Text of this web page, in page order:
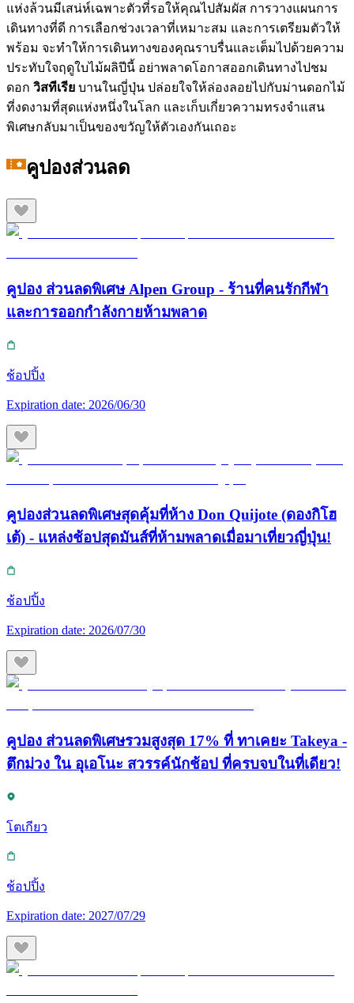
แห่งล้วนมีเสน่ห์เฉพาะตัวที่รอให้คุณไปสัมผัส การวางแผนการ
เดินทางที่ดี การเลือกช่วงเวลาที่เหมาะสม และการเตรียมตัวให้
พร้อม จะทำให้การเดินทางของคุณราบรื่นและเต็มไปด้วยความ
ประทับใจฤดูใบไม้ผลิปีนี้ อย่าพลาดโอกาสออกเดินทางไปชม
ดอก วิสทีเรีย บานในญี่ปุ่น ปล่อยใจให้ล่องลอยไปกับม่านดอกไม้
ที่งดงามที่สุดแห่งหนึ่งในโลก และเก็บเกี่ยวความทรงจำแสน
พิเศษกลับมาเป็นของขวัญให้ตัวเองกันเถอะ
คูปองส่วนลด
คูปอง ส่วนลดพิเศษ Alpen Group - ร้านที่คนรักกีฬา
และการออกกำลังกายห้ามพลาด
ช้อปปิ้ง
Expiration date: 2026/06/30
คูปองส่วนลดพิเศษสุดคุ้มที่ห้าง Don Quijote (ดองกิโฮ
เต้) - แหล่งช้อปสุดมันส์ที่ห้ามพลาดเมื่อมาเที่ยวญี่ปุ่น!
ช้อปปิ้ง
Expiration date: 2026/07/30
คูปอง ส่วนลดพิเศษรวมสูงสุด 17% ที่ ทาเคยะ Takeya -
ตึกม่วง ใน อุเอโนะ สวรรค์นักช้อป ที่ครบจบในที่เดียว!
โตเกียว
ช้อปปิ้ง
Expiration date: 2027/07/29